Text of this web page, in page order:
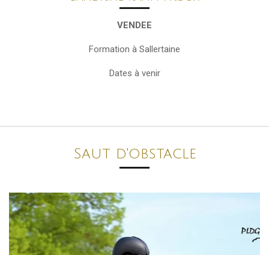
VENDEE
Formation à Sallertaine
Dates à venir
Saut d'obstacle